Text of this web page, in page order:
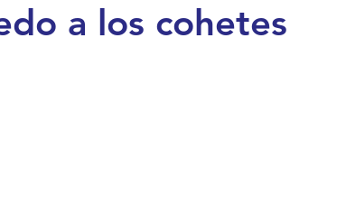
Impulsa tu Negocio
a los cohetes